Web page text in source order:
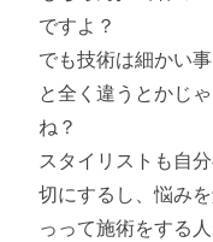
ですよ？
でも技術は細かい
と全く違うとかじ
ね？
スタイリストも自
切にするし、悩み
っって施術をする